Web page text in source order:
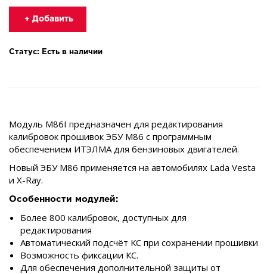
+ Добавить
Статус: Есть в наличии
Модуль M86I предназначен для редактирования
калибровок прошивок ЭБУ M86 с программным
обеспечением ИТЭЛМА для бензиновых двигателей.
Новый ЭБУ M86 применяется на автомобилях Lada Vesta
и X-Ray.
Особенности модулей:
Более 800 калибровок, доступных для
редактирования
Автоматический подсчёт КС при сохранении прошивки
Возможность фиксации КС.
Для обеспечения дополнительной защиты от